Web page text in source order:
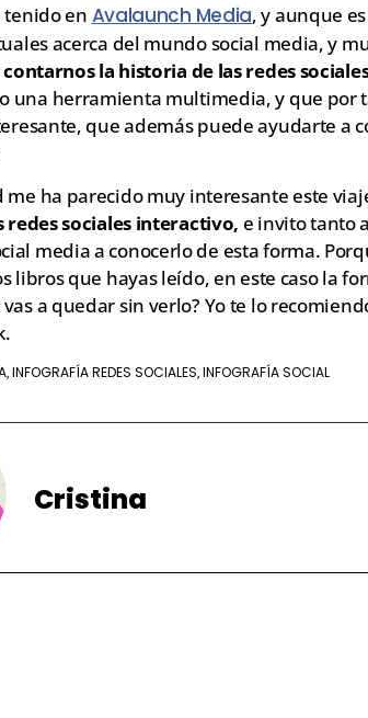
tenido en Avalaunch Media, y aunque
acerca del mundo social media, y
contarnos la historia de las redes
una herramienta multimedia, y que por
que además puede ayudarte a
me ha parecido muy interesante este
redes sociales interactivo, e invito tanto
media a conocerlo de esta forma.
libros que hayas leído, en este caso la
vas a quedar sin verlo? Yo te lo
INFOGRAFÍA REDES SOCIALES INFOGRAFÍA SOCIAL
Cristina